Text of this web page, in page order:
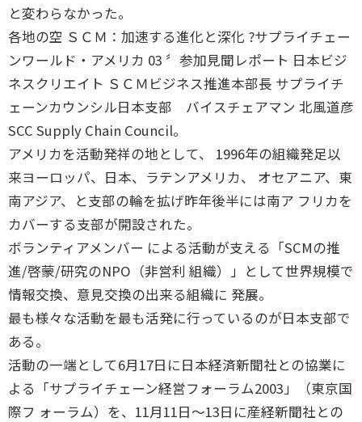
と変わらなかった。
各地の空 ＳＣＭ：加速する進化と深化 ?サプライチェー
ンワールド・アメリカ 03 〞参加見聞レポート 日本ビジ
ネスクリエイト ＳＣＭビジネス推進本部長 サプライチ
ェーンカウンシル日本支部 バイスチェアマン 北風道彦
SCC Supply Chain Council。
アメリカを活動発祥の地として、 1996年の組織発足以
来ヨーロッパ、日本、ラテンアメリカ、 オセアニア、東
南アジア、と支部の輪を拡げ昨年後半には南ア フリカを
カバーする支部が開設された。
ボランティアメンバー による活動が支える「SCMの推
進/啓蒙/研究のNPO（非営利 組織）」として世界規模で
情報交換、意見交換の出来る組織に 発展。
最も様々な活動を最も活発に行っているのが日本支部で
ある。
活動の一端として6月17日に日本経済新聞社との協業に
よる「サプライチェーン経営フォーラム2003」（東京国
際フ ォーラム）を、11月11日〜13日に産経新聞社との